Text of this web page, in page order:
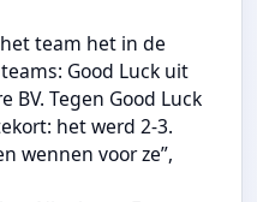
team het in de
Good Luck uit
BV. Tegen Good Luck
het werd 2-3.
wennen voor ze”,